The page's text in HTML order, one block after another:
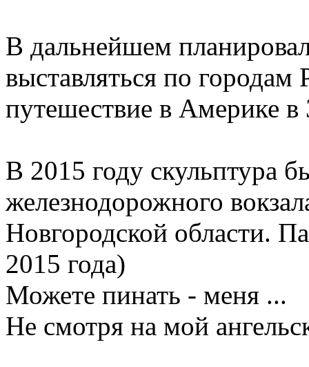
В дальнейшем
выставляться по городам
путешествие в Америке
В 2015 году скульптура
железнодорожного
Новгородской области.
2015 года)
Можете пинать - меня ...
Не смотря на мой